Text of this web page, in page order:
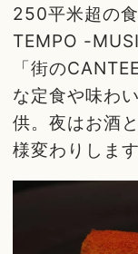
250平米超の
TEMPO -
「街の
な定食や味わ
供。夜はお酒
様変わりします